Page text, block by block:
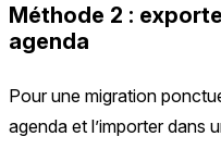
Méthode 2 :
agenda
Pour une migration
agenda et l’importer dans